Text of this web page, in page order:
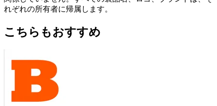
れぞれの所有者に帰属します。
こちらもおすすめ